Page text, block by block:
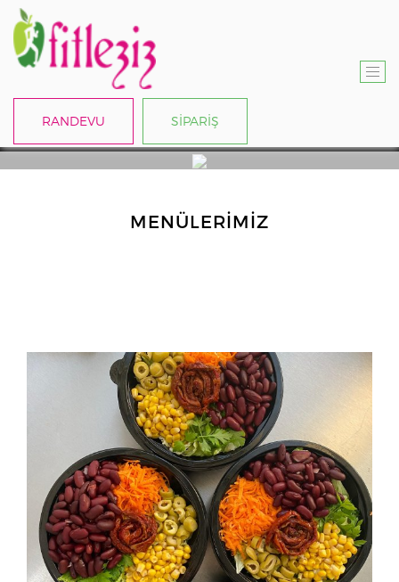
T
G
L
I
RANDEVU SİPARİŞ
MENÜLERIMIZ